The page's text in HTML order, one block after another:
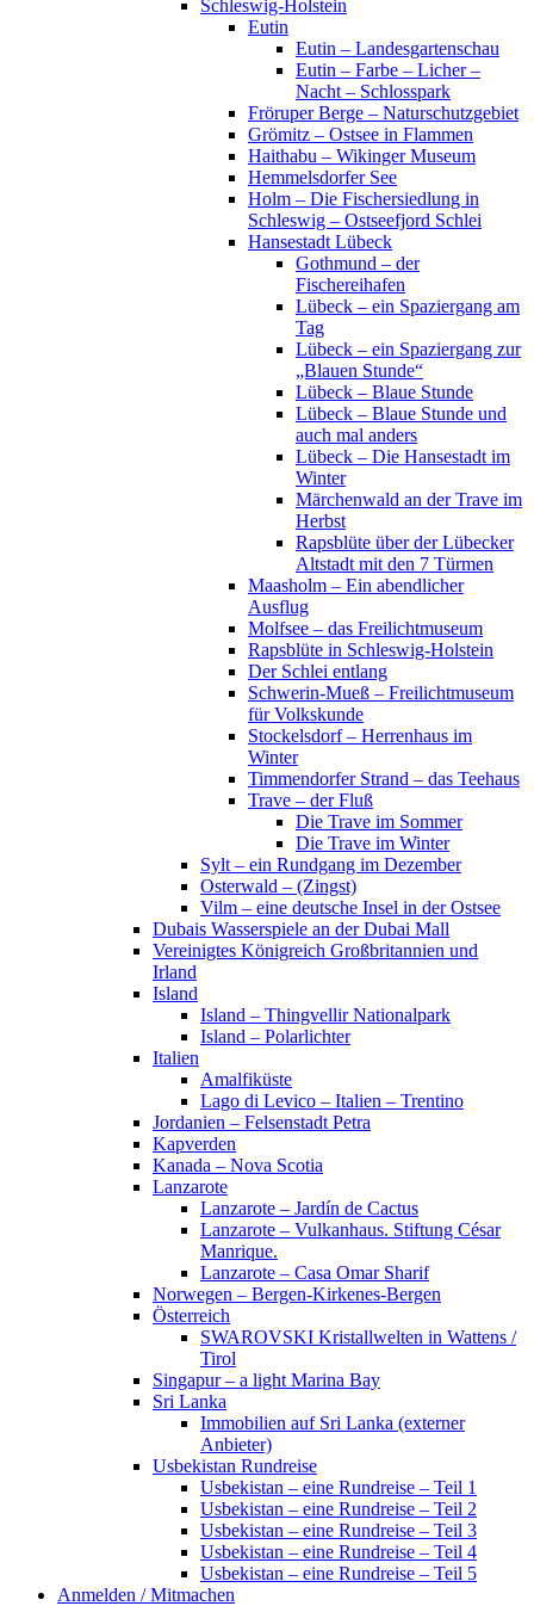
Schleswig-Holstein
Eutin
Eutin – Landesgartenschau
Eutin – Farbe – Licher –
Nacht – Schlosspark
Fröruper Berge – Naturschutzgebiet
Grömitz – Ostsee in Flammen
Haithabu – Wikinger Museum
Hemmelsdorfer See
Holm – Die Fischersiedlung in
Schleswig – Ostseefjord Schlei
Hansestadt Lübeck
Gothmund – der
Fischereihafen
Lübeck – ein Spaziergang am
Tag
Lübeck – ein Spaziergang zur
„Blauen Stunde“
Lübeck – Blaue Stunde
Lübeck – Blaue Stunde und
auch mal anders
Lübeck – Die Hansestadt im
Winter
Märchenwald an der Trave im
Herbst
Rapsblüte über der Lübecker
Altstadt mit den 7 Türmen
Maasholm – Ein abendlicher
Ausflug
Molfsee – das Freilichtmuseum
Rapsblüte in Schleswig-Holstein
Der Schlei entlang
Schwerin-Mueß – Freilichtmuseum
für Volkskunde
Stockelsdorf – Herrenhaus im
Winter
Timmendorfer Strand – das Teehaus
Trave – der Fluß
Die Trave im Sommer
Die Trave im Winter
Sylt – ein Rundgang im Dezember
Osterwald – (Zingst)
Vilm – eine deutsche Insel in der Ostsee
Dubais Wasserspiele an der Dubai Mall
Vereinigtes Königreich Großbritannien und
Irland
Island
Island – Thingvellir Nationalpark
Island – Polarlichter
Italien
Amalfiküste
Lago di Levico – Italien – Trentino
Jordanien – Felsenstadt Petra
Kapverden
Kanada – Nova Scotia
Lanzarote
Lanzarote – Jardín de Cactus
Lanzarote – Vulkanhaus. Stiftung César
Manrique.
Lanzarote – Casa Omar Sharif
Norwegen – Bergen-Kirkenes-Bergen
Österreich
SWAROVSKI Kristallwelten in Wattens /
Tirol
Singapur – a light Marina Bay
Sri Lanka
Immobilien auf Sri Lanka (externer
Anbieter)
Usbekistan Rundreise
Usbekistan – eine Rundreise – Teil 1
Usbekistan – eine Rundreise – Teil 2
Usbekistan – eine Rundreise – Teil 3
Usbekistan – eine Rundreise – Teil 4
Usbekistan – eine Rundreise – Teil 5
Anmelden / Mitmachen